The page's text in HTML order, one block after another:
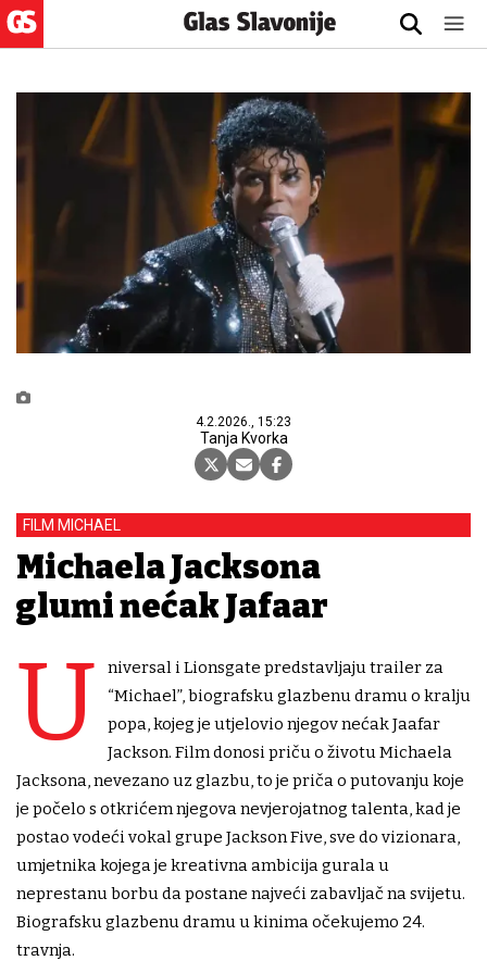
4.2.2026., 15:23
Tanja Kvorka
FILM MICHAEL
Michaela Jacksona
glumi nećak Jafaar
U
niversal i Lionsgate predstavljaju trailer za
“Michael”, biografsku glazbenu dramu o kralju
popa, kojeg je utjelovio njegov nećak Jaafar
Jackson. Film donosi priču o životu Michaela
Jacksona, nevezano uz glazbu, to je priča o putovanju koje
je počelo s otkrićem njegova nevjerojatnog talenta, kad je
postao vodeći vokal grupe Jackson Five, sve do vizionara,
umjetnika kojega je kreativna ambicija gurala u
neprestanu borbu da postane najveći zabavljač na svijetu.
Biografsku glazbenu dramu u kinima očekujemo 24.
travnja.